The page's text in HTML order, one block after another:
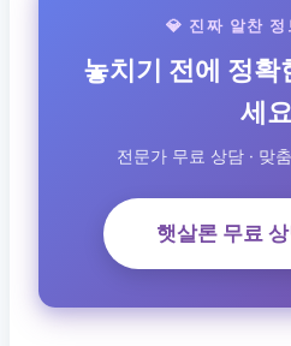
💎 진짜 알찬 정
놓치기 전에 정확
세요
전문가 무료 상담 · 맞
햇살론 무료